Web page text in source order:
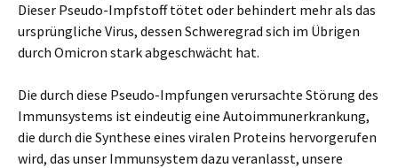
Dieser Pseudo-Impfstoff tötet oder behindert mehr als das
ursprüngliche Virus, dessen Schweregrad sich im Übrigen
durch Omicron stark abgeschwächt hat.
Die durch diese Pseudo-Impfungen verursachte Störung des
Immunsystems ist eindeutig eine Autoimmunerkrankung,
die durch die Synthese eines viralen Proteins hervorgerufen
wird, das unser Immunsystem dazu veranlasst, unsere